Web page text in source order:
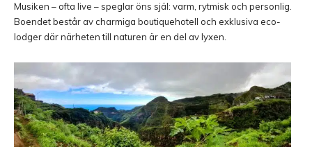
Musiken – ofta live – speglar öns själ: varm, rytmisk och personlig.
Boendet består av charmiga boutiquehotell och exklusiva eco-
lodger där närheten till naturen är en del av lyxen.